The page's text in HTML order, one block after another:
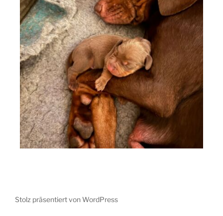
Stolz präsentiert von WordPress